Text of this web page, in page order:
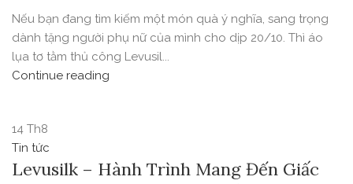
Nếu bạn đang tìm kiếm một món quà ý nghĩa, sang trọng
dành tặng người phụ nữ của mình cho dịp 20/10. Thì áo
lụa tơ tằm thủ công Levusil...
Continue reading
14 Th8
Tin tức
Levusilk – Hành Trình Mang Đến Giấc